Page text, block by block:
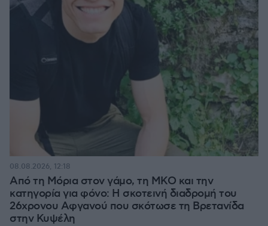
Από τη Μόρια στον γάμο, τη ΜΚΟ και την
κατηγορία για φόνο: Η σκοτεινή διαδρομή του
26χρονου Αφγανού που σκότωσε τη Βρετανίδα
στην Κυψέλη
08.08.2026, 12:18